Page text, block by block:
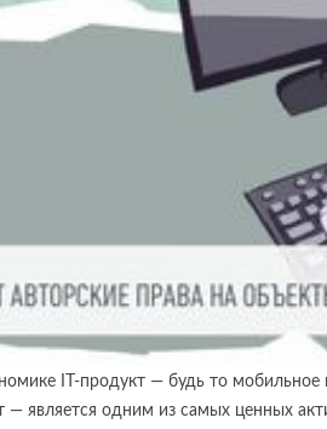
IT-продукт — будь то
является одним из самых ценных